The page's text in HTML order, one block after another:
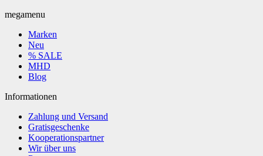
megamenu
Marken
Neu
% SALE
MHD
Blog
Informationen
Zahlung und Versand
Gratisgeschenke
Kooperationspartner
Wir über uns